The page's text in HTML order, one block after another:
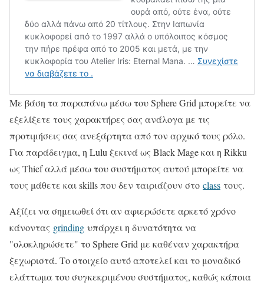
Με βάση τα παραπάνω μέσω του Sphere Grid μπορείτε να
εξελίξετε τους χαρακτήρες σας ανάλογα με τις
προτιμήσεις σας ανεξάρτητα από τον αρχικό τους ρόλο.
Για παράδειγμα, η Lulu ξεκινά ως Black Mage και η Rikku
ως Thief αλλά μέσω του συστήματος αυτού μπορείτε να
τους μάθετε και skills που δεν ταιριάζουν στο class τους.
Αξίζει να σημειωθεί ότι αν αφιερώσετε αρκετό χρόνο
κάνοντας grinding υπάρχει η δυνατότητα να
"ολοκληρώσετε" το Sphere Grid με καθέναν χαρακτήρα
ξεχωριστά. Το στοιχείο αυτό αποτελεί και το μοναδικό
ελάττωμα του συγκεκριμένου συστήματος, καθώς κάποια